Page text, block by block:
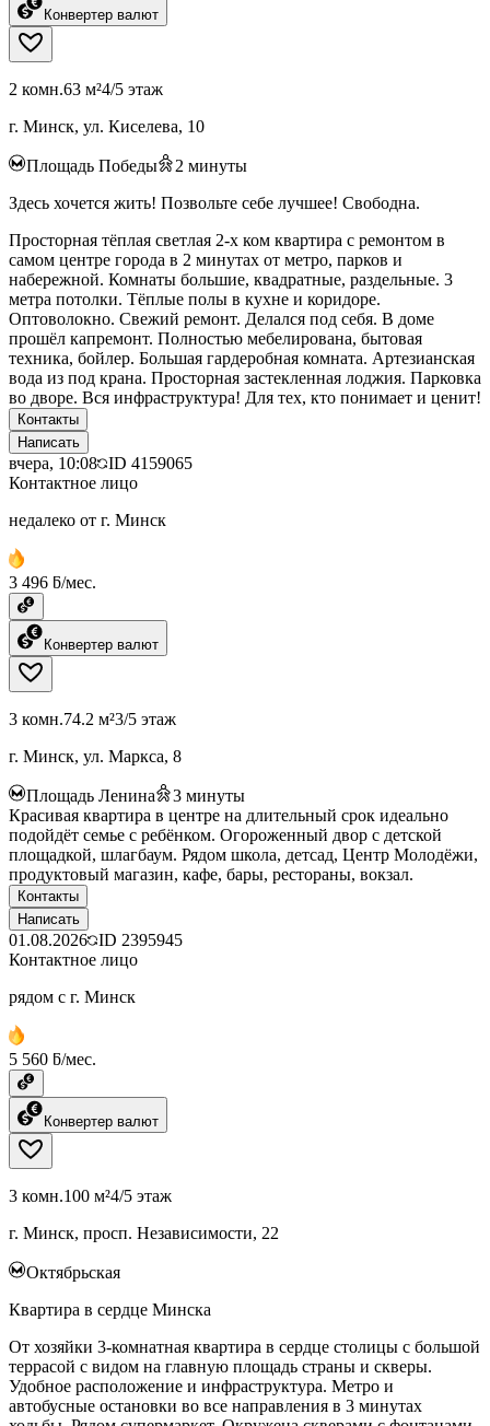
Конвертер валют
2 комн.63 м²4/5 этаж
г. Минск, ул. Киселева, 10
Площадь Победы 2 минуты
Здесь хочется жить! Позвольте себе лучшее! Свободна.
Просторная тёплая светлая 2-х ком квартира с ремонтом в
самом центре города в 2 минутах от метро, парков и
набережной. Комнаты большие, квадратные, раздельные. 3
метра потолки. Тёплые полы в кухне и коридоре.
Оптоволокно. Свежий ремонт. Делался под себя. В доме
прошёл капремонт. Полностью мебелирована, бытовая
техника, бойлер. Большая гардеробная комната. Артезианская
вода из под крана. Просторная застекленная лоджия. Парковка
во дворе. Вся инфраструктура! Для тех, кто понимает и ценит!
Контакты
Написать
вчера, 10:08 ID 4159065
Контактное лицо
недалеко от г. Минск
3 496 ƃ/мес.
Конвертер валют
3 комн.74.2 м²3/5 этаж
г. Минск, ул. Маркса, 8
Площадь Ленина 3 минуты
Красивая квартира в центре на длительный срок идеально
подойдёт семье с ребёнком. Огороженный двор с детской
площадкой, шлагбаум. Рядом школа, детсад, Центр Молодёжи,
продуктовый магазин, кафе, бары, рестораны, вокзал.
Контакты
Написать
01.08.2026 ID 2395945
Контактное лицо
рядом с г. Минск
5 560 ƃ/мес.
Конвертер валют
3 комн.100 м²4/5 этаж
г. Минск, просп. Независимости, 22
Октябрьская
Квартира в сердце Минска
От хозяйки 3-комнатная квартира в сердце столицы с большой
террасой с видом на главную площадь страны и скверы.
Удобное расположение и инфраструктура. Метро и
автобусные остановки во все направления в 3 минутах